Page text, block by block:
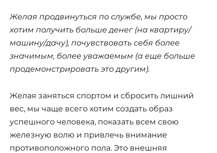
Желая продвинуться по службе, мы просто
хотим получить больше денег (на квартиру/
машину/дачу), почувствовать себя более
значимым, более уважаемым (а еще больше
продемонстрировать это другим).
Желая заняться спортом и сбросить лишний
вес, мы чаще всего хотим создать образ
успешного человека, показать всем свою
железную волю и привлечь внимание
противоположного пола. Это внешняя